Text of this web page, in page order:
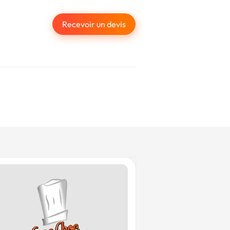
Recevoir un devis